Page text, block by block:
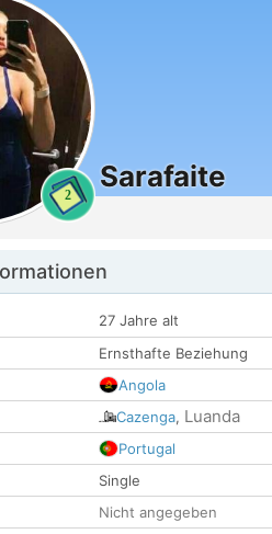
2
Sarafaite
27 Jahre alt
Ernsthafte Beziehung
Angola
Cazenga, Luanda
Portugal
Single
Nicht angegeben